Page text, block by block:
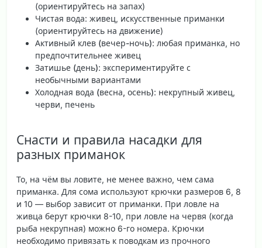
(ориентируйтесь на запах)
Чистая вода: живец, искусственные приманки
(ориентируйтесь на движение)
Активный клев (вечер-ночь): любая приманка, но
предпочтительнее живец
Затишье (день): экспериментируйте с
необычными вариантами
Холодная вода (весна, осень): некрупный живец,
черви, печень
Снасти и правила насадки для
разных приманок
То, на чём вы ловите, не менее важно, чем сама
приманка. Для сома используют крючки размеров 6, 8
и 10 — выбор зависит от приманки. При ловле на
живца берут крючки 8-10, при ловле на червя (когда
рыба некрупная) можно 6-го номера. Крючки
необходимо привязать к поводкам из прочного